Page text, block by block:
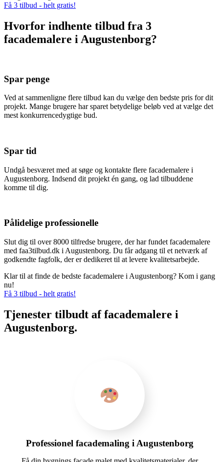
Få 3 tilbud - helt gratis!
Hvorfor indhente tilbud fra 3
facademalere i Augustenborg?
Spar penge
Ved at sammenligne flere tilbud kan du vælge den bedste pris for dit
projekt. Mange brugere har sparet betydelige beløb ved at vælge det
mest konkurrencedygtige bud.
Spar tid
Undgå besværet med at søge og kontakte flere facademalere i
Augustenborg. Indsend dit projekt én gang, og lad tilbuddene
komme til dig.
Pålidelige professionelle
Slut dig til over 8000 tilfredse brugere, der har fundet facademalere
med faa3tilbud.dk i Augustenborg. Du får adgang til et netværk af
godkendte fagfolk, der er dedikeret til at levere kvalitetsarbejde.
Klar til at finde de bedste facademalere i Augustenborg? Kom i gang
nu!
Få 3 tilbud - helt gratis!
Tjenester tilbudt af facademalere i
Augustenborg.
Professionel facademaling i Augustenborg